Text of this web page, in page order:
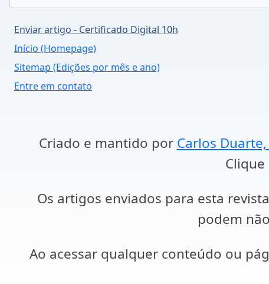
Enviar artigo - Certificado Digital 10h
Início (Homepage)
Sitemap (Edições por mês e ano)
Entre em contato
Criado e mantido por Carlos
Os artigos enviados para esta
podem
Ao acessar qualquer conteúdo ou